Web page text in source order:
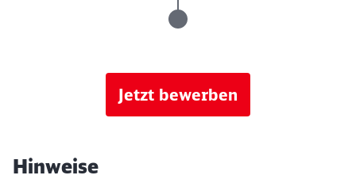
Jetzt bewerben
Hinweise